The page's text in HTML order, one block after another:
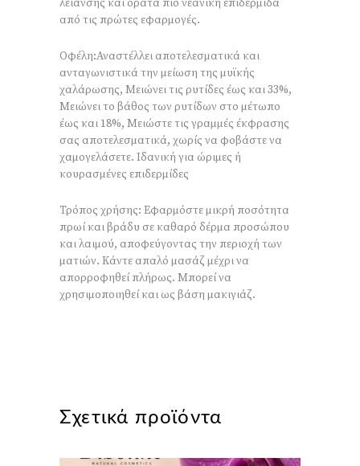
λείανσης και ορατά πιο νεανική επιδερμίδα
από τις πρώτες εφαρμογές.
Οφέλη:Αναστέλλει αποτελεσματικά και
ανταγωνιστικά την μείωση της μυϊκής
χαλάρωσης, Μειώνει τις ρυτίδες έως και 33%,
Μειώνει το βάθος των ρυτίδων στο μέτωπο
έως και 18%, Μειώστε τις γραμμές έκφρασης
σας αποτελεσματικά, χωρίς να φοβάστε να
χαμογελάσετε. Ιδανική για ώριμες ή
κουρασμένες επιδερμίδες
Τρόπος χρήσης: Εφαρμόστε μικρή ποσότητα
πρωί και βράδυ σε καθαρό δέρμα προσώπου
και λαιμού, αποφεύγοντας την περιοχή των
ματιών. Κάντε απαλό μασάζ μέχρι να
απορροφηθεί πλήρως. Μπορεί να
χρησιμοποιηθεί και ως βάση μακιγιάζ.
Σχετικά προϊόντα